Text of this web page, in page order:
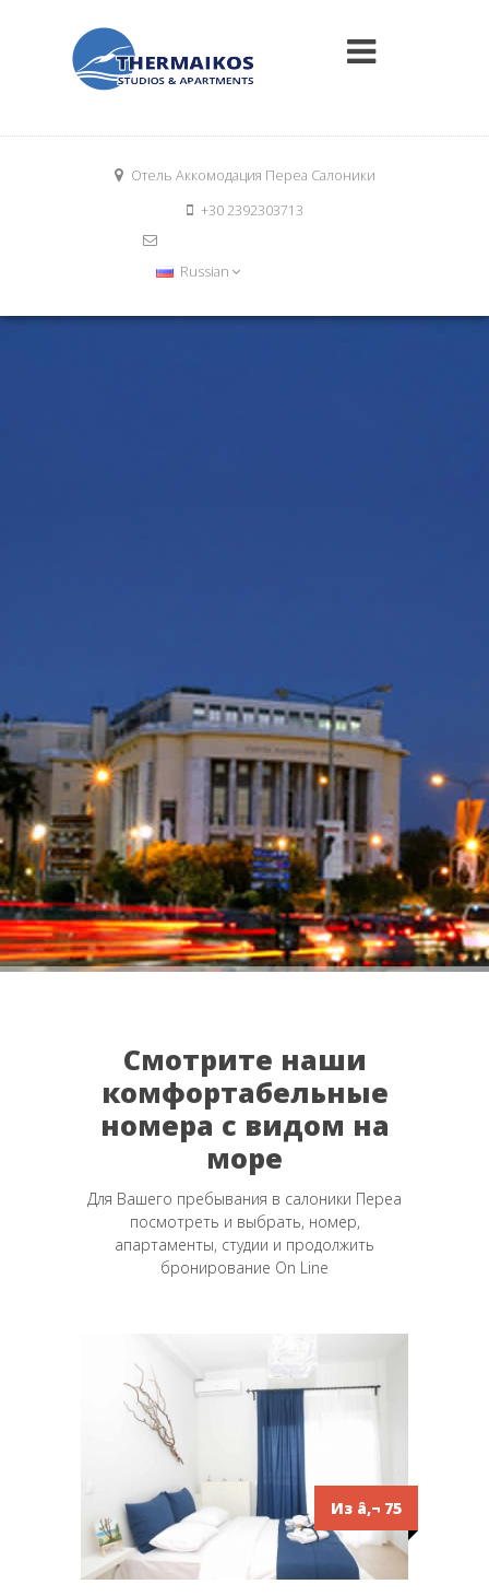
Отель Аккомодация Переа Салоники
+30 2392303713
Russian
Переа Салоники
Номера и апартаменты в аренду
Смотрите наши
комфортабельные
номера с видом на
море
Для Вашего пребывания в салоники Переа
посмотреть и выбрать, номер,
апартаменты, студии и продолжить
бронирование On Line
Из â‚¬ 75